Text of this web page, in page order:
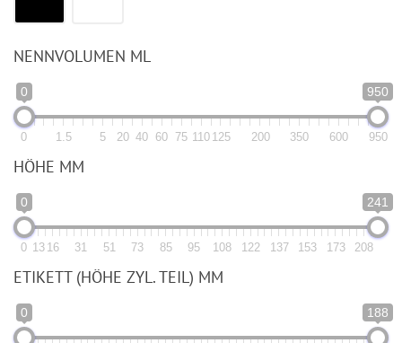
NENNVOLUMEN ML
0 950
0 1.5 5 20 40 60 75 110 125 200 350 600 950
HÖHE MM
0 241
0 13 16 31 51 73 85 95 108 122 137 153 173 208
ETIKETT (HÖHE ZYL. TEIL) MM
0 188